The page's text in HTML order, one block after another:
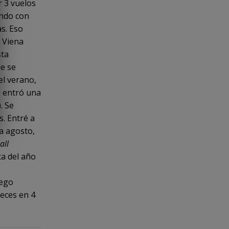
3 vuelos
con
Eso
se
verano,
entró una
Se
Entré a
agosto,
all
del año
en 4